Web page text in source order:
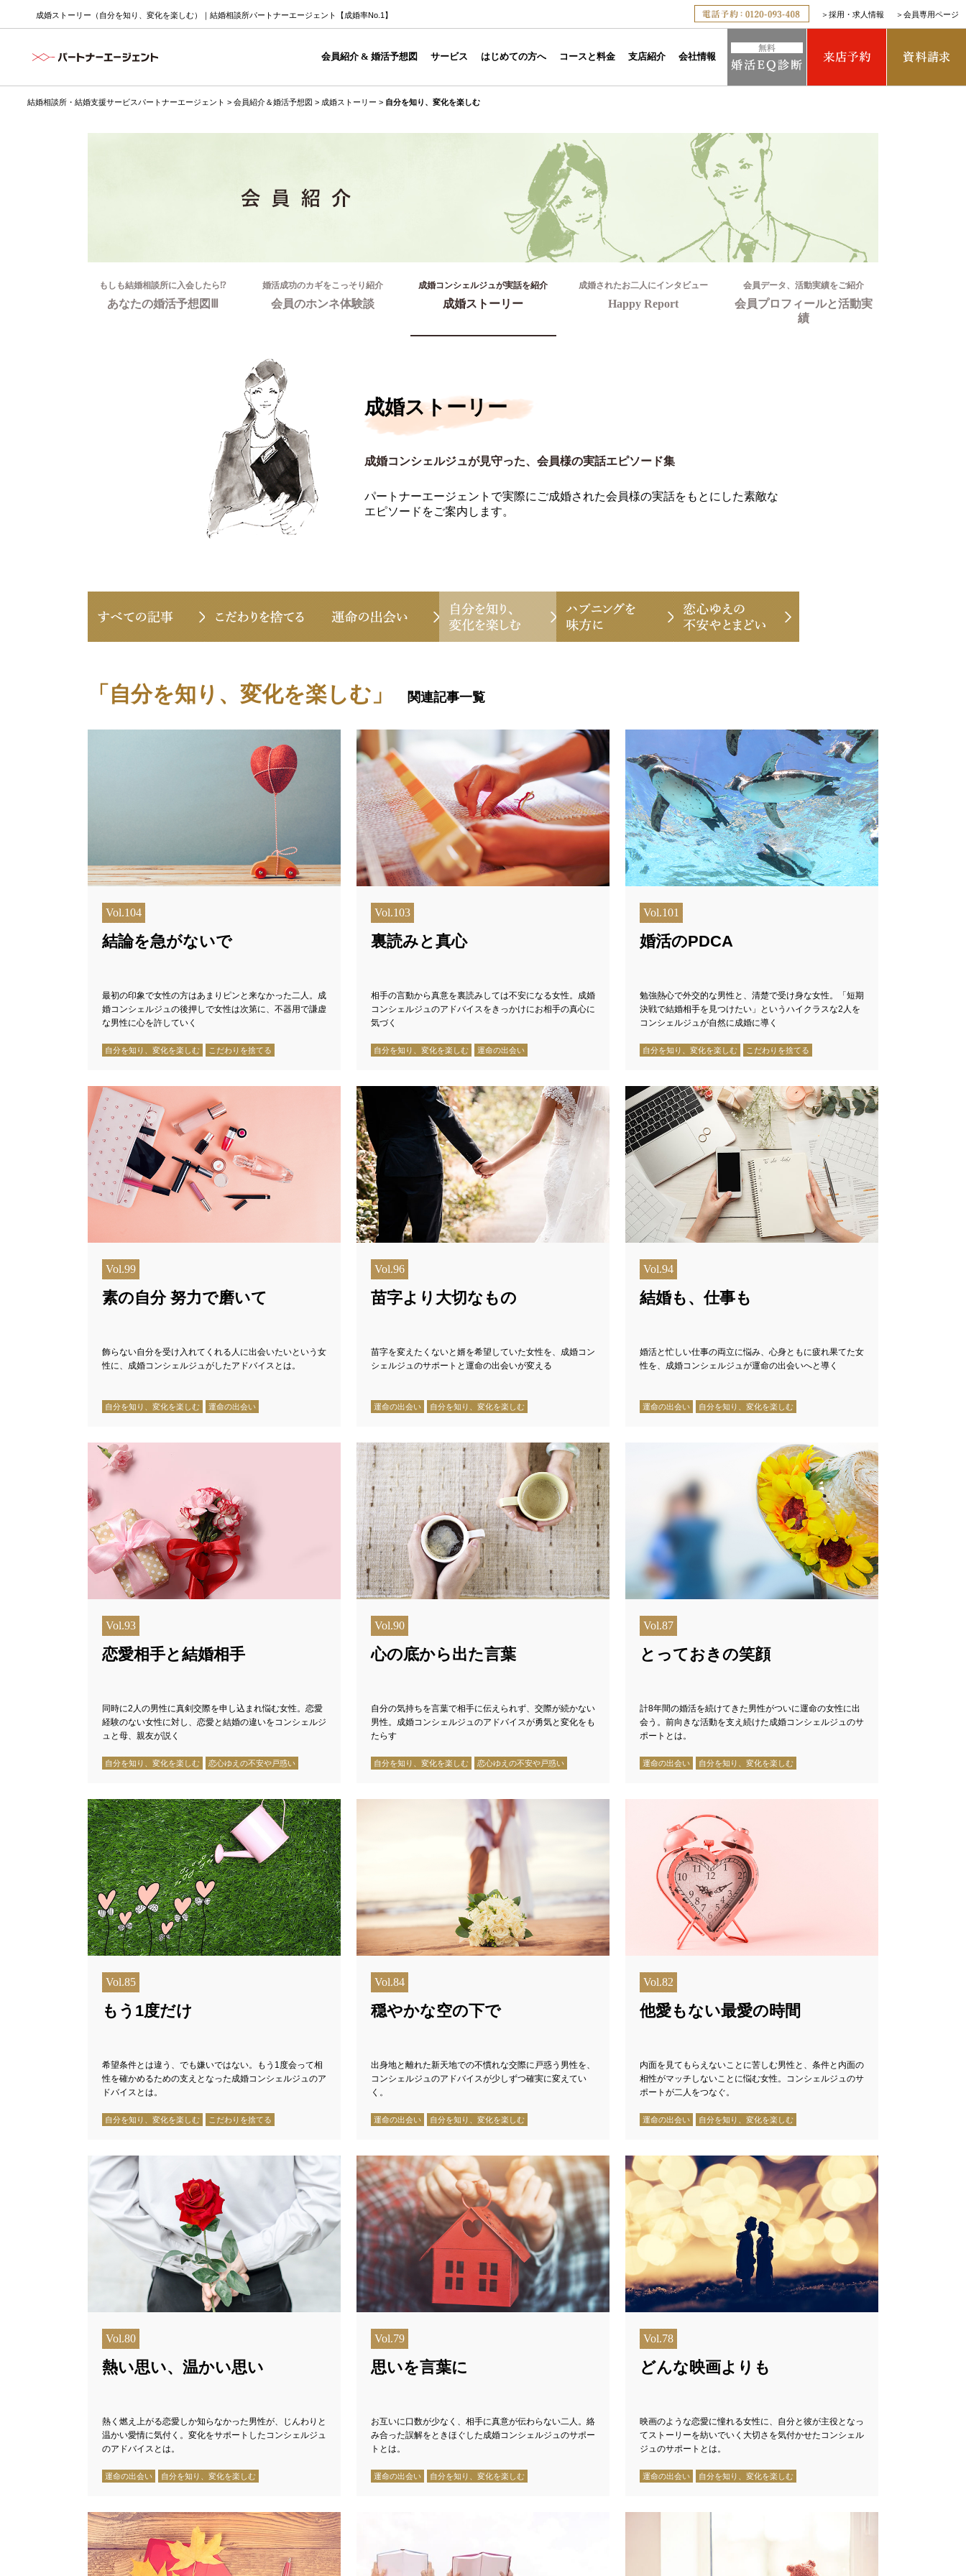
成婚ストーリー（自分を知り、変化を楽しむ）｜結婚相談所パートナーエージェント【成婚率No.1】 ＞ 採用・求人情報 ＞ 会員専用ページ
会員紹介 & 婚活予想図 サービス はじめての方へ コースと料金 支店紹介 会社情報
結婚相談所・結婚支援サービスパートナーエージェント > 会員紹介＆婚活予想図 > 成婚ストーリー > 自分を知り、変化を楽しむ
もしも結婚相談所に入会したら⁉
あなたの婚活予想図Ⅲ
婚活成功のカギをこっそり紹介
会員のホンネ体験談
成婚コンシェルジュが実話を紹介
成婚ストーリー
成婚されたお二人にインタビュー
Happy Report
会員データ、活動実績をご紹介
会員プロフィールと活動実
績
成婚ストーリー
成婚コンシェルジュが見守った、会員様の実話エピソード集
パートナーエージェントで実際にご成婚された会員様の実話をもとにした素敵な
エピソードをご案内します。
「自分を知り、変化を楽しむ」 関連記事一覧
Vol.104
結論を急がないで
最初の印象で女性の方はあまりピンと来なかった二人。成
婚コンシェルジュの後押しで女性は次第に、不器用で謙虚
な男性に心を許していく
自分を知り、変化を楽しむ こだわりを捨てる
Vol.103
裏読みと真心
相手の言動から真意を裏読みしては不安になる女性。成婚
コンシェルジュのアドバイスをきっかけにお相手の真心に
気づく
自分を知り、変化を楽しむ 運命の出会い
Vol.101
婚活のPDCA
勉強熱心で外交的な男性と、清楚で受け身な女性。「短期
決戦で結婚相手を見つけたい」というハイクラスな2人を
コンシェルジュが自然に成婚に導く
自分を知り、変化を楽しむ こだわりを捨てる
Vol.99
素の自分 努力で磨いて
飾らない自分を受け入れてくれる人に出会いたいという女
性に、成婚コンシェルジュがしたアドバイスとは。
自分を知り、変化を楽しむ 運命の出会い
Vol.96
苗字より大切なもの
苗字を変えたくないと婿を希望していた女性を、成婚コン
シェルジュのサポートと運命の出会いが変える
運命の出会い 自分を知り、変化を楽しむ
Vol.94
結婚も、仕事も
婚活と忙しい仕事の両立に悩み、心身ともに疲れ果てた女
性を、成婚コンシェルジュが運命の出会いへと導く
運命の出会い 自分を知り、変化を楽しむ
Vol.93
恋愛相手と結婚相手
同時に2人の男性に真剣交際を申し込まれ悩む女性。恋愛
経験のない女性に対し、恋愛と結婚の違いをコンシェルジ
ュと母、親友が説く
自分を知り、変化を楽しむ 恋心ゆえの不安や戸惑い
Vol.90
心の底から出た言葉
自分の気持ちを言葉で相手に伝えられず、交際が続かない
男性。成婚コンシェルジュのアドバイスが勇気と変化をも
たらす
自分を知り、変化を楽しむ 恋心ゆえの不安や戸惑い
Vol.87
とっておきの笑顔
計8年間の婚活を続けてきた男性がついに運命の女性に出
会う。前向きな活動を支え続けた成婚コンシェルジュのサ
ポートとは。
運命の出会い 自分を知り、変化を楽しむ
Vol.85
もう1度だけ
希望条件とは違う、でも嫌いではない。もう1度会って相
性を確かめるための支えとなった成婚コンシェルジュのア
ドバイスとは。
自分を知り、変化を楽しむ こだわりを捨てる
Vol.84
穏やかな空の下で
出身地と離れた新天地での不慣れな交際に戸惑う男性を、
コンシェルジュのアドバイスが少しずつ確実に変えてい
く。
運命の出会い 自分を知り、変化を楽しむ
Vol.82
他愛もない最愛の時間
内面を見てもらえないことに苦しむ男性と、条件と内面の
相性がマッチしないことに悩む女性。コンシェルジュのサ
ポートが二人をつなぐ。
運命の出会い 自分を知り、変化を楽しむ
Vol.80
熱い思い、温かい思い
熱く燃え上がる恋愛しか知らなかった男性が、じんわりと
温かい愛情に気付く。変化をサポートしたコンシェルジュ
のアドバイスとは。
運命の出会い 自分を知り、変化を楽しむ
Vol.79
思いを言葉に
お互いに口数が少なく、相手に真意が伝わらない二人。絡
み合った誤解をときほぐした成婚コンシェルジュのサポー
トとは。
運命の出会い 自分を知り、変化を楽しむ
Vol.78
どんな映画よりも
映画のような恋愛に憧れる女性に、自分と彼が主役となっ
てストーリーを紡いでいく大切さを気付かせたコンシェル
ジュのサポートとは。
運命の出会い 自分を知り、変化を楽しむ